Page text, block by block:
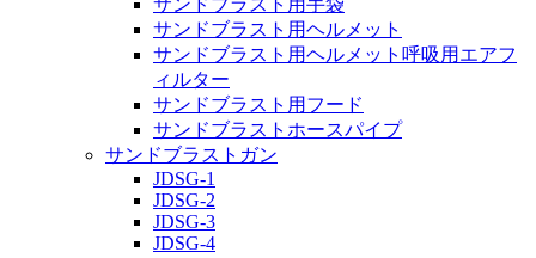
サンドブラスト用手袋
サンドブラスト用ヘルメット
サンドブラスト用ヘルメット呼吸用エアフ
ィルター
サンドブラスト用フード
サンドブラストホースパイプ
サンドブラストガン
JDSG-1
JDSG-2
JDSG-3
JDSG-4